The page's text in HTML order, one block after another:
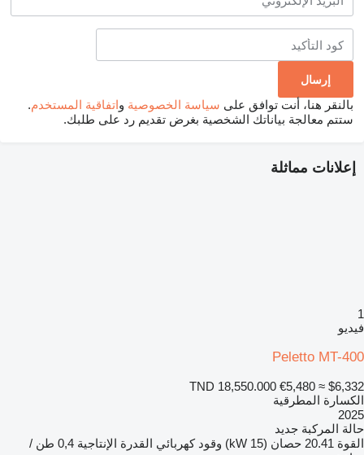
بالنقر هنا، أنت توافق على سياسة الخصوصية واتفاقية المستخدم.
ستتم معالجة بياناتك الشخصية بغرض تقديم رد على طلبك.
إعلانات مماثلة
1
فيديو
Peletto MT-400
TND 18,550.000 €5,480 ≈ $6,332
الكسارة المطرقية
2025
حالة المركبة جديد
القوة 20.41 حصان (15 kW) وقود كهربائي القدرة الإنتاجية
0,4 طن /